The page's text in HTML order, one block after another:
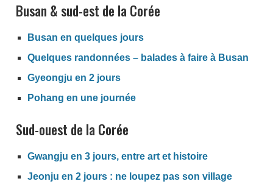
Busan & sud-est de la Corée
Busan en quelques jours
Quelques randonnées – balades à faire à Busan
Gyeongju en 2 jours
Pohang en une journée
Sud-ouest de la Corée
Gwangju en 3 jours, entre art et histoire
Jeonju en 2 jours : ne loupez pas son village